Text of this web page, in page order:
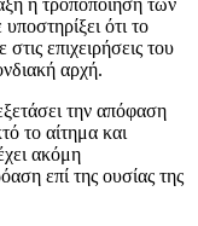
ότι το
επιχειρήσεις του
αρχή.
την απόφαση
το αίτημα και
ακόμη
επί της ουσίας της